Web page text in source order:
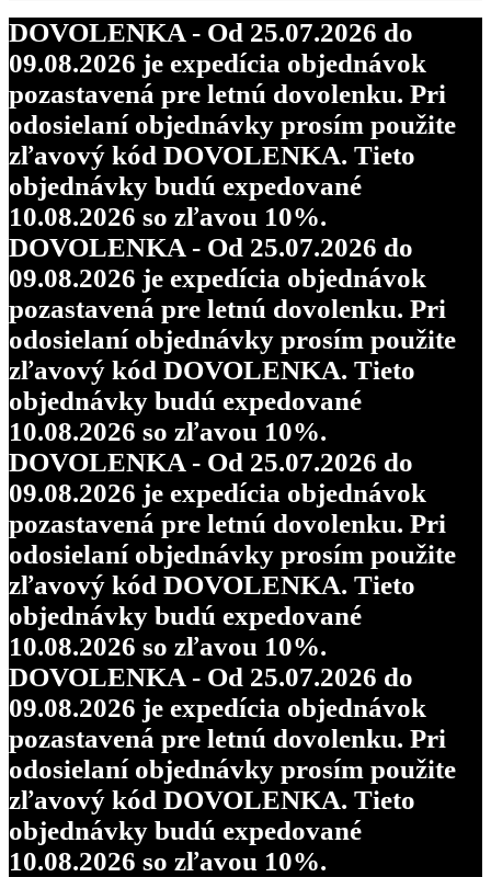
DOVOLENKA - Od 25.07.2026 do
09.08.2026 je expedícia objednávok
pozastavená pre letnú dovolenku. Pri
odosielaní objednávky prosím použite
zľavový kód DOVOLENKA. Tieto
objednávky budú expedované
10.08.2026 so zľavou 10%.
DOVOLENKA - Od 25.07.2026 do
09.08.2026 je expedícia objednávok
pozastavená pre letnú dovolenku. Pri
odosielaní objednávky prosím použite
zľavový kód DOVOLENKA. Tieto
objednávky budú expedované
10.08.2026 so zľavou 10%.
DOVOLENKA - Od 25.07.2026 do
09.08.2026 je expedícia objednávok
pozastavená pre letnú dovolenku. Pri
odosielaní objednávky prosím použite
zľavový kód DOVOLENKA. Tieto
objednávky budú expedované
10.08.2026 so zľavou 10%.
DOVOLENKA - Od 25.07.2026 do
09.08.2026 je expedícia objednávok
pozastavená pre letnú dovolenku. Pri
odosielaní objednávky prosím použite
zľavový kód DOVOLENKA. Tieto
objednávky budú expedované
10.08.2026 so zľavou 10%.